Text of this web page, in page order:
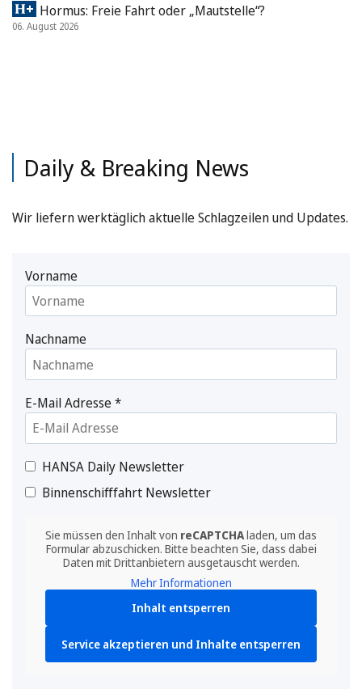
Hormus: Freie Fahrt oder „Mautstelle“?
06. August 2026
Daily & Breaking News
Wir liefern werktäglich aktuelle Schlagzeilen und Updates.
Vorname
Nachname
E-Mail Adresse*
HANSA Daily Newsletter
Binnenschifffahrt Newsletter
Sie müssen den Inhalt von reCAPTCHAladen, um das
Formular abzuschicken. Bitte beachten Sie, dass dabei
Daten mit Drittanbietern ausgetauscht werden.
Mehr Informationen
Inhalt entsperren
Service akzeptieren und Inhalte entsperren